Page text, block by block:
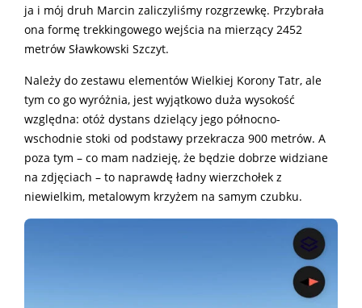
ja i mój druh Marcin zaliczyliśmy rozgrzewkę. Przybrała
ona formę trekkingowego wejścia na mierzący 2452
metrów Sławkowski Szczyt.
Należy do zestawu elementów Wielkiej Korony Tatr, ale
tym co go wyróżnia, jest wyjątkowo duża wysokość
względna: otóż dystans dzielący jego północno-
wschodnie stoki od podstawy przekracza 900 metrów. A
poza tym – co mam nadzieję, że będzie dobrze widziane
na zdjęciach – to naprawdę ładny wierzchołek z
niewielkim, metalowym krzyżem na samym czubku.